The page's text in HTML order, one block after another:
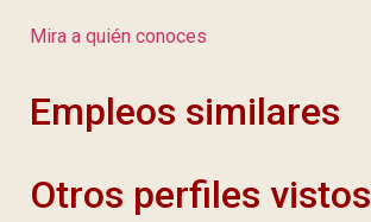
Mira a quién conoces
Empleos similares
Otros perfiles vistos